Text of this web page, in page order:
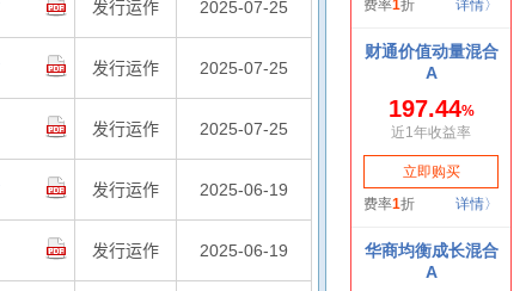
发行运作 2025-07-25
发行运作 2025-07-25
发行运作 2025-07-25
发行运作 2025-06-19
发行运作 2025-06-19